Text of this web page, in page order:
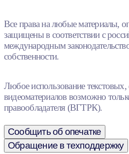
Все права на любые материалы,
защищены в соответствии с
международным
собственности.
Любое использование
видеоматериалов возможно
правообладателя (ВГТРК).
Сообщить об опечатке
Обращение в техподдержку